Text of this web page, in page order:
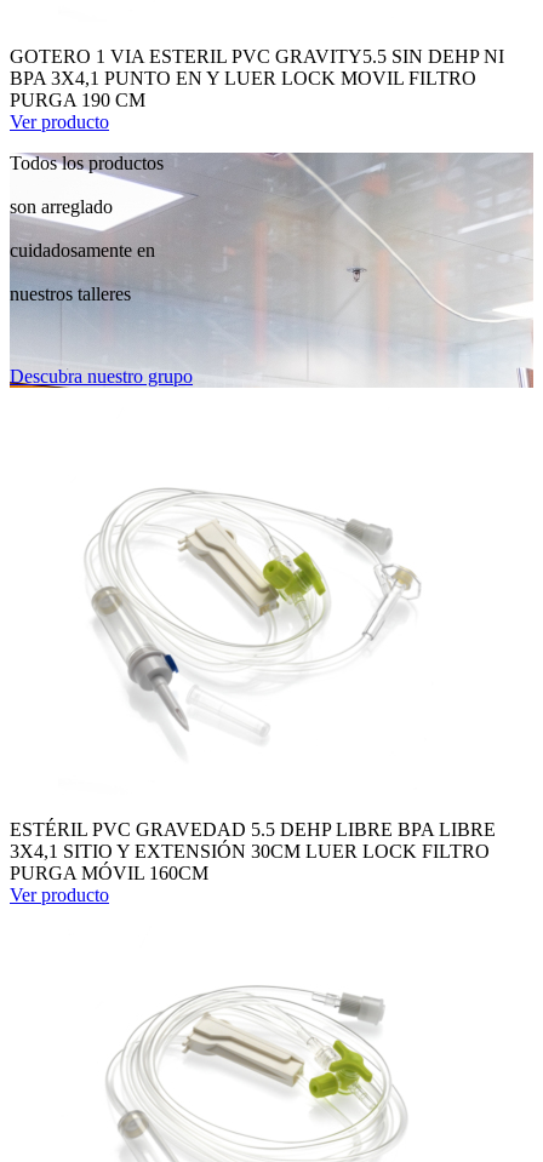
GOTERO 1 VIA ESTERIL PVC GRAVITY5.5 SIN DEHP NI
BPA 3X4,1 PUNTO EN Y LUER LOCK MOVIL FILTRO
PURGA 190 CM
Ver producto
Todos los productos
son arreglado
cuidadosamente en
nuestros talleres
Descubra nuestro grupo
ESTÉRIL PVC GRAVEDAD 5.5 DEHP LIBRE BPA LIBRE
3X4,1 SITIO Y EXTENSIÓN 30CM LUER LOCK FILTRO
PURGA MÓVIL 160CM
Ver producto